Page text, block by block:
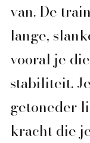
van. De
lange,
vooral je
stabiliteit.
getoneder
kracht die